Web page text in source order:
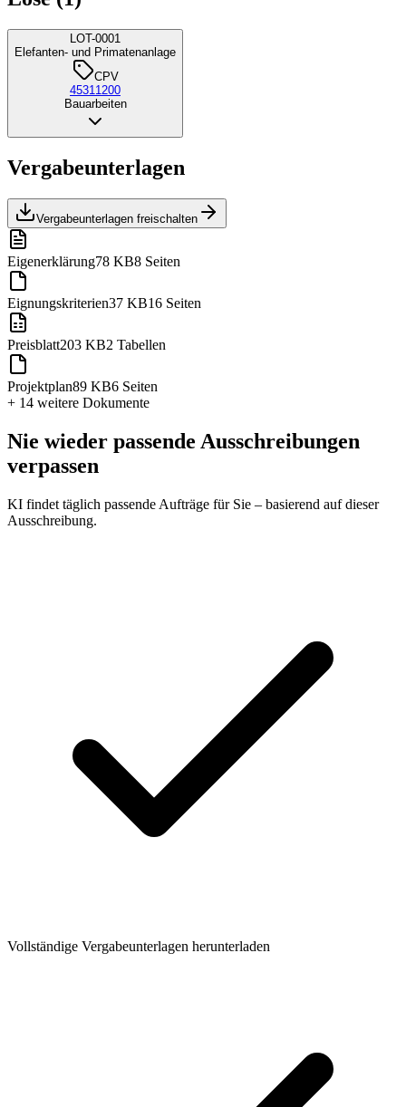
LOT-0001
Elefanten- und Primatenanlage
CPV
45311200
Bauarbeiten
Vergabeunterlagen
Vergabeunterlagen freischalten
Eigenerklärung78 KB8 Seiten
Eignungskriterien37 KB16 Seiten
Preisblatt203 KB2 Tabellen
Projektplan89 KB6 Seiten
+ 14 weitere Dokumente
Nie wieder passende Ausschreibungen
verpassen
KI findet täglich passende Aufträge für Sie – basierend auf dieser
Ausschreibung.
Vollständige Vergabeunterlagen herunterladen